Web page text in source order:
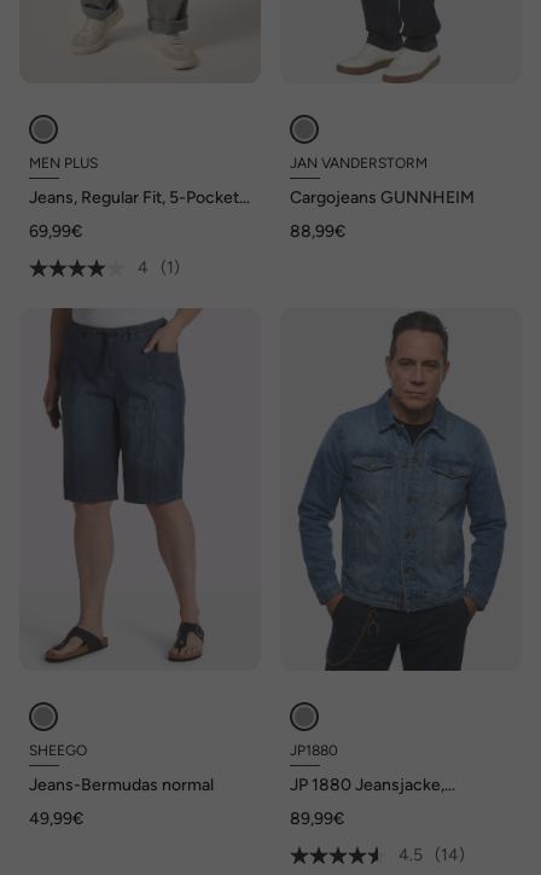
MEN PLUS
Jeans, Regular Fit, 5-Pocket,
69,99€
4
(1)
JAN VANDERSTORM
Cargojeans GUNNHEIM
88,99€
SHEEGO
Jeans-Bermudas normal
49,99€
JP1880
JP 1880 Jeansjacke,
bis 8 XL
89,99€
4.5
(14)